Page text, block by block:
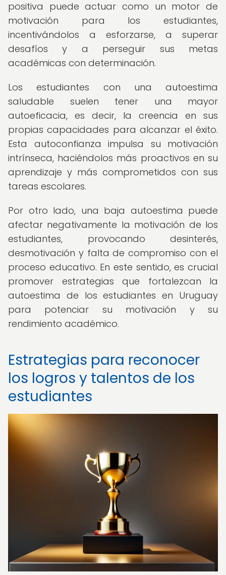
positiva puede actuar como un motor de
motivación para los estudiantes,
incentivándolos a esforzarse, a superar
desafíos y a perseguir sus metas
académicas con determinación.
Los estudiantes con una autoestima
saludable suelen tener una mayor
autoeficacia, es decir, la creencia en sus
propias capacidades para alcanzar el éxito.
Esta autoconfianza impulsa su motivación
intrínseca, haciéndolos más proactivos en su
aprendizaje y más comprometidos con sus
tareas escolares.
Por otro lado, una baja autoestima puede
afectar negativamente la motivación de los
estudiantes, provocando desinterés,
desmotivación y falta de compromiso con el
proceso educativo. En este sentido, es crucial
promover estrategias que fortalezcan la
autoestima de los estudiantes en Uruguay
para potenciar su motivación y su
rendimiento académico.
Estrategias para reconocer
los logros y talentos de los
estudiantes